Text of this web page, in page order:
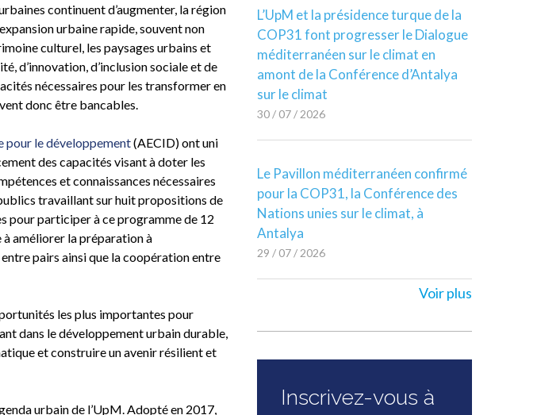
continuent d’augmenter, la région
urbaine rapide, souvent non
culturel, les paysages urbains et
d’innovation, d’inclusion sociale et de
nécessaires pour les transformer en
donc être bancables.
pour le développement(AECID) ont uni
des capacités visant à doter les
et connaissances nécessaires
travaillant sur huit propositions de
pour participer à ce programme de 12
améliorer la préparation à
pairs ainsi que la coopération entre
les plus importantes pour
dans le développement urbain durable,
et construire un avenir résilient et
urbain de l’UpM. Adopté en 2017,
L’UpM et la présidence turque de la
COP31 font progresser le Dialogue
méditerranéen sur le climat en
amont de la Conférence d’Antalya
sur le climat
30 / 07 / 2026
Le Pavillon méditerranéen confirmé
pour la COP31, la Conférence des
Nations unies sur le climat, à
Antalya
29 / 07 / 2026
Voir plus
Inscrivez-vous à